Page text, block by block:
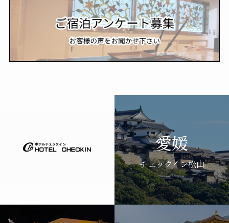
愛媛
チェックイン松山